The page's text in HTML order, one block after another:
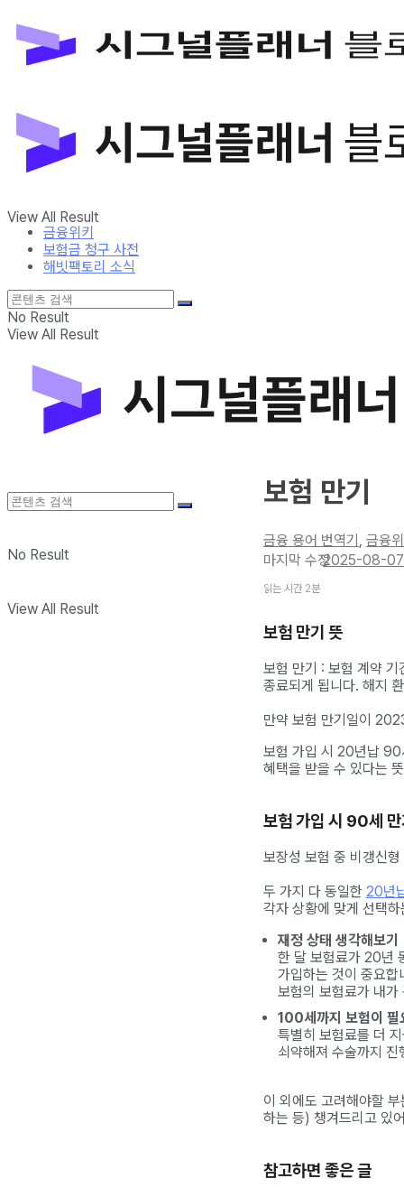
보험금 청구 사전
해빗팩토리 소식
View All Result
금융위키
보험금 청구 사전
해빗팩토리 소식
No Result
View All Result
No Result
View All Result
보험 만기
금융 용어 번역기 , 금융
2025-08-07
읽는 시간 2분
보험 만기 뜻
보험 만기 : 보험 계약
종료되게 됩니다. 해지
만약 보험 만기일이
보험 가입 시 20년납 90
혜택을 받을 수 있다는
보험 가입 시 90세
보장성 보험 중 비갱신
두 가지 다 동일한 20년
각자 상황에 맞게 선택
재정 상태 생각해보기
한 달 보험료가 20년
가입하는 것이 중요
보험의 보험료가 내
100세까지 보험이 필
특별히 보험료를 더
쇠약해져 수술까지
이 외에도 고려해야할
하는 등) 챙겨드리고 있
참고하면 좋은 글